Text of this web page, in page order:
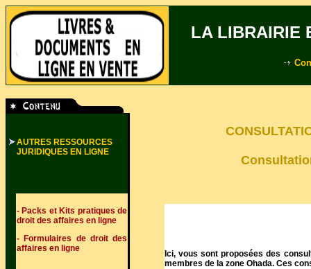
LA LIBRAIRIE
AUTRES RESSOURCES
JURIDIQUES EN LIGNE
- Packs et Kits pratiques de
droit des affaires en ligne
- Formulaires de droit des
affaires en ligne
Ici, vous sont proposées des
membres de la zone Ohada. Ces